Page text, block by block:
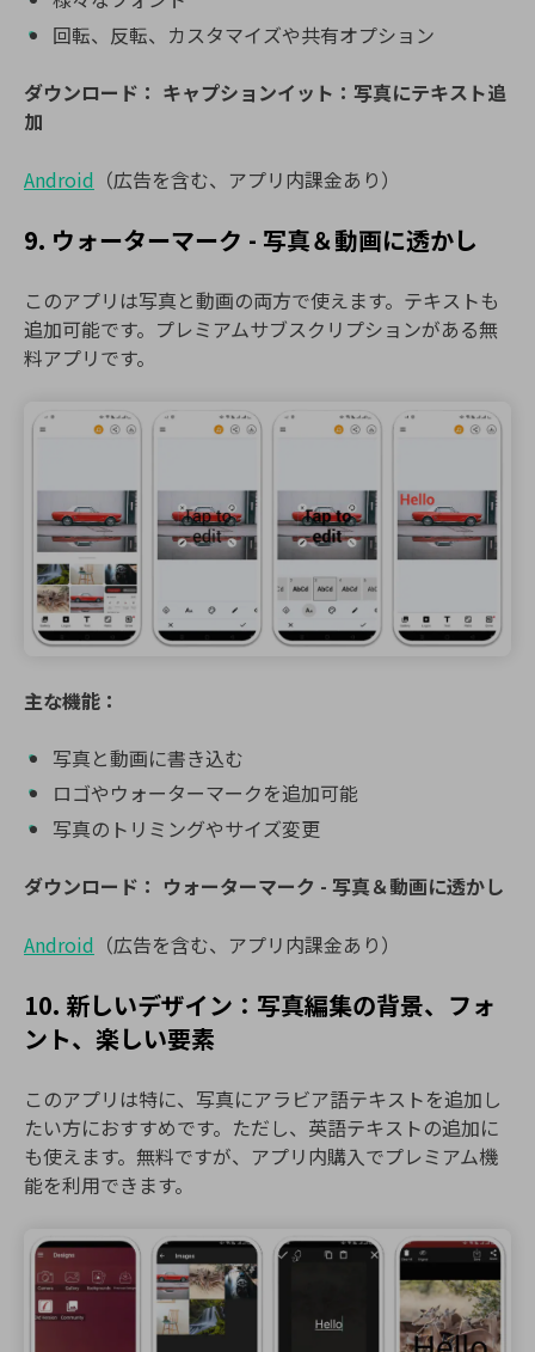
回転、反転、カスタマイズや共有オプション
ダウンロード： キャプションイット：写真にテキスト追
加
Android （広告を含む、アプリ内課金あり）
9. ウォーターマーク - 写真＆動画に透かし
このアプリは写真と動画の両方で使えます。テキストも
追加可能です。プレミアムサブスクリプションがある無
料アプリです。
主な機能：
写真と動画に書き込む
ロゴやウォーターマークを追加可能
写真のトリミングやサイズ変更
ダウンロード： ウォーターマーク - 写真＆動画に透かし
Android （広告を含む、アプリ内課金あり）
10. 新しいデザイン：写真編集の背景、フォ
ント、楽しい要素
このアプリは特に、写真にアラビア語テキストを追加し
たい方におすすめです。ただし、英語テキストの追加に
も使えます。無料ですが、アプリ内購入でプレミアム機
能を利用できます。